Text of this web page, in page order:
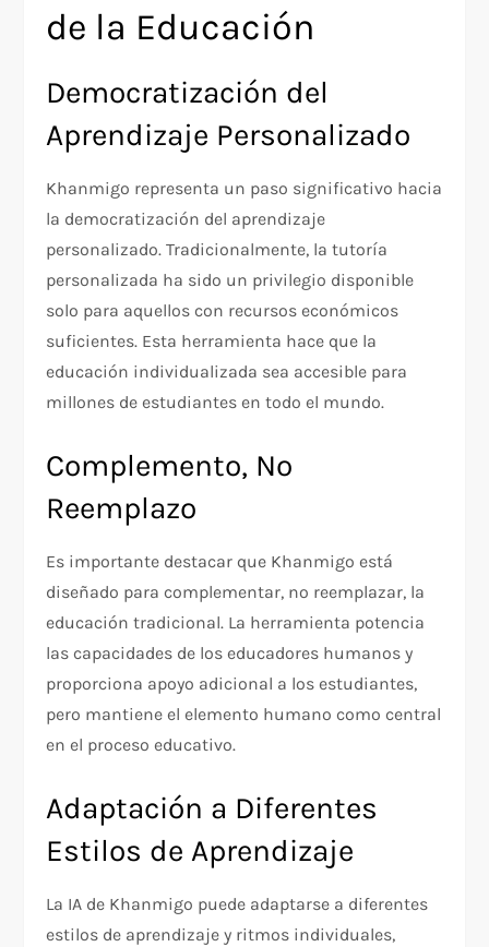
de la Educación
Democratización del
Aprendizaje Personalizado
Khanmigo representa un paso significativo hacia
la democratización del aprendizaje
personalizado. Tradicionalmente, la tutoría
personalizada ha sido un privilegio disponible
solo para aquellos con recursos económicos
suficientes. Esta herramienta hace que la
educación individualizada sea accesible para
millones de estudiantes en todo el mundo.
Complemento, No
Reemplazo
Es importante destacar que Khanmigo está
diseñado para complementar, no reemplazar, la
educación tradicional. La herramienta potencia
las capacidades de los educadores humanos y
proporciona apoyo adicional a los estudiantes,
pero mantiene el elemento humano como central
en el proceso educativo.
Adaptación a Diferentes
Estilos de Aprendizaje
La IA de Khanmigo puede adaptarse a diferentes
estilos de aprendizaje y ritmos individuales,